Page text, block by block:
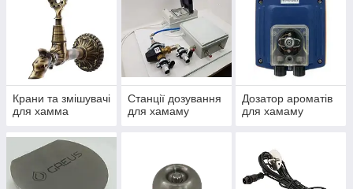
Крани та змішувачі
для хамма
Станції дозування
для хамаму
Дозатор ароматів
для хамаму